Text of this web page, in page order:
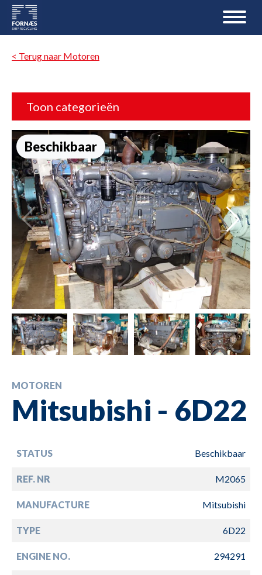
< Terug naar Motoren
Toon categorieën
Beschikbaar
MOTOREN
Mitsubishi - 6D22
STATUS Beschikbaar
REF. NR M2065
MANUFACTURE Mitsubishi
TYPE 6D22
ENGINE NO. 294291